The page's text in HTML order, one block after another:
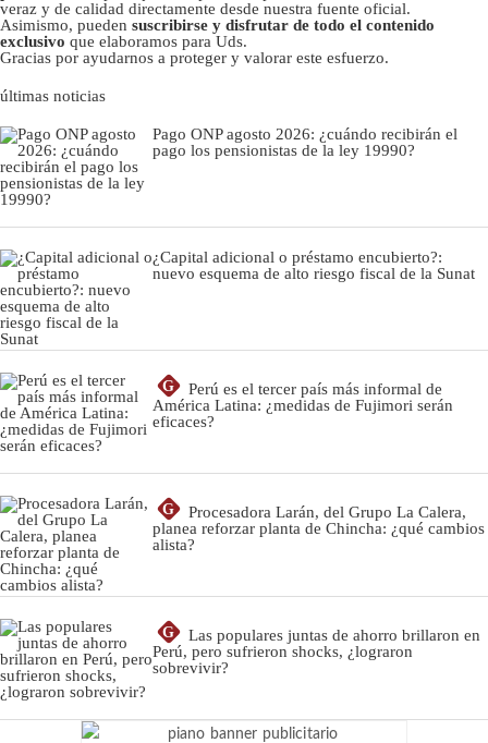
veraz y de calidad directamente desde nuestra fuente oficial.
Asimismo, pueden suscribirse y disfrutar de todo el contenido
exclusivo que elaboramos para Uds.
Gracias por ayudarnos a proteger y valorar este esfuerzo.
últimas noticias
Pago ONP agosto 2026: ¿cuándo recibirán el
pago los pensionistas de la ley 19990?
¿Capital adicional o préstamo encubierto?:
nuevo esquema de alto riesgo fiscal de la Sunat
G
Perú es el tercer país más informal de
América Latina: ¿medidas de Fujimori serán
eficaces?
G
Procesadora Larán, del Grupo La Calera,
planea reforzar planta de Chincha: ¿qué cambios
alista?
G
Las populares juntas de ahorro brillaron en
Perú, pero sufrieron shocks, ¿lograron
sobrevivir?